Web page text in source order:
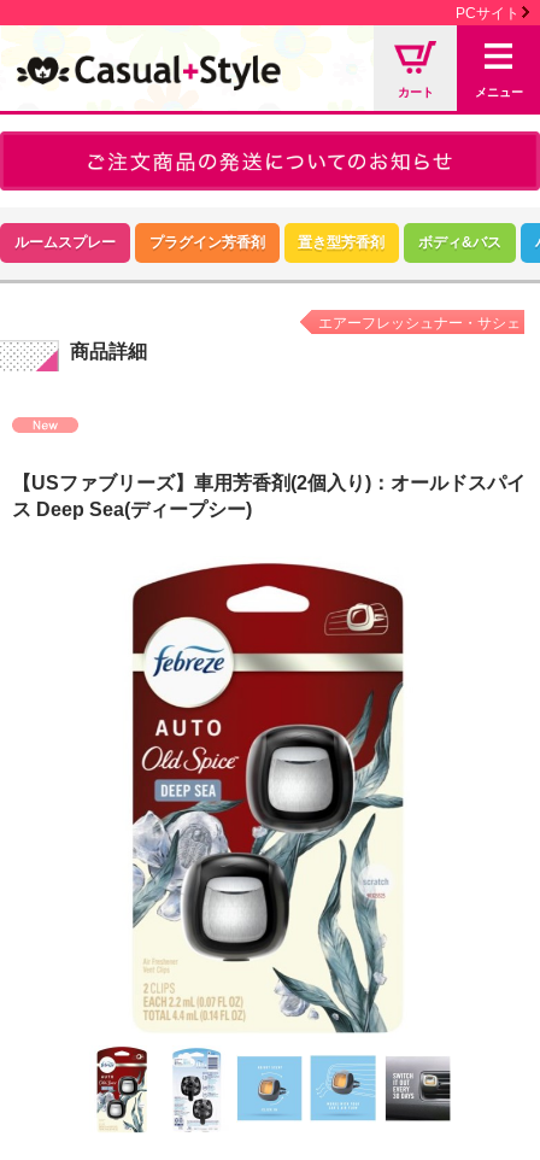
PCサイト
カート メニュー
ルームスプレー プラグイン芳香剤 置き型芳香剤 ボディ&バス
商品詳細
エアーフレッシュナー・サシェ
【USファブリーズ】車用芳香剤(2個入り)：オールドスパイ
ス Deep Sea(ディープシー)